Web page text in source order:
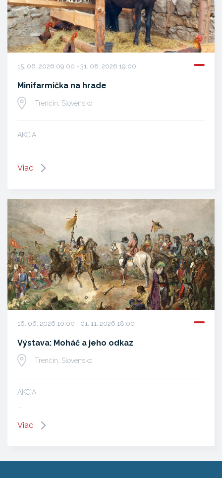
15. 06. 2026 09:00 - 31. 08. 2026 19:00
Minifarmička na hrade
Trenčín, Slovensko
AKCIA
Viac
16. 06. 2026 10:00 - 01. 11. 2026 18:00
Výstava: Moháč a jeho odkaz
Trenčín, Slovensko
AKCIA
…
Viac